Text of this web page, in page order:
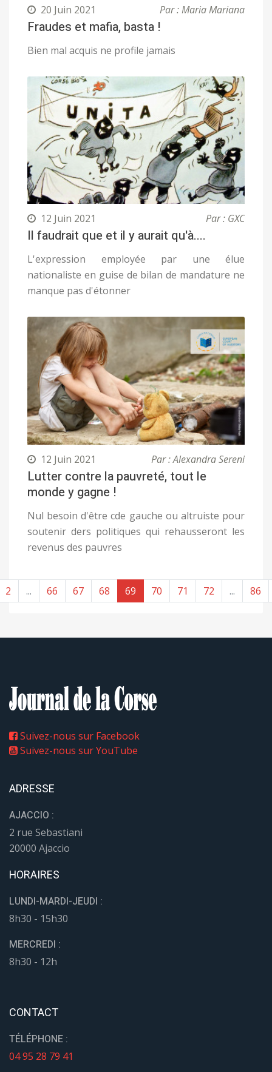
20 Juin 2021 Par : Maria Mariana
Fraudes et mafia, basta !
Bien mal acquis ne profile jamais
12 Juin 2021 Par : GXC
Il faudrait que et il y aurait qu'à....
L'expression employée par une élue
nationaliste en guise de bilan de mandature ne
manque pas d'étonner
12 Juin 2021 Par : Alexandra Sereni
Lutter contre la pauvreté, tout le
monde y gagne !
Nul besoin d'être cde gauche ou altruiste pour
soutenir ders politiques qui rehausseront les
revenus des pauvres
2 ... 66 67 68 69 70 71 72 ... 86
Suivez-nous sur Facebook
Suivez-nous sur YouTube
ADRESSE
AJACCIO :
2 rue Sebastiani
20000 Ajaccio
HORAIRES
LUNDI-MARDI-JEUDI :
8h30 - 15h30
MERCREDI :
8h30 - 12h
CONTACT
TÉLÉPHONE :
04 95 28 79 41